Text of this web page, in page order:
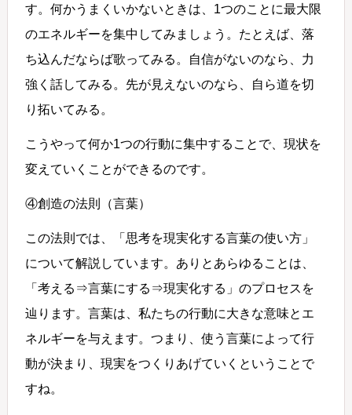
す。何かうまくいかないときは、1つのことに最大限
のエネルギーを集中してみましょう。たとえば、落
ち込んだならば歌ってみる。自信がないのなら、力
強く話してみる。先が見えないのなら、自ら道を切
り拓いてみる。
こうやって何か1つの行動に集中することで、現状を
変えていくことができるのです。
④創造の法則（言葉）
この法則では、「思考を現実化する言葉の使い方」
について解説しています。ありとあらゆることは、
「考える⇒言葉にする⇒現実化する」のプロセスを
辿ります。言葉は、私たちの行動に大きな意味とエ
ネルギーを与えます。つまり、使う言葉によって行
動が決まり、現実をつくりあげていくということで
すね。